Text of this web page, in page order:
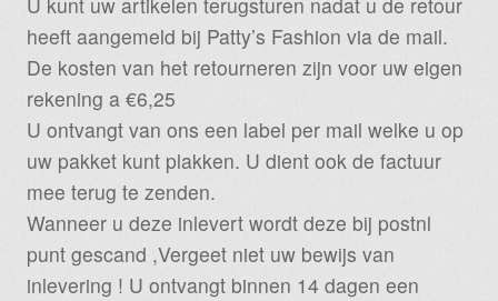
heeft aangemeld bij Patty’s Fashion via de mail.
De kosten van het retourneren zijn voor uw eigen
rekening a €6,25
U ontvangt van ons een label per mail welke u op
uw pakket kunt plakken. U dient ook de factuur
mee terug te zenden.
Wanneer u deze inlevert wordt deze bij postnl
punt gescand ,Vergeet niet uw bewijs van
inlevering ! U ontvangt binnen 14 dagen een